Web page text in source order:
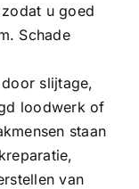
u goed
Schade
slijtage,
loodwerk of
staan
,
van